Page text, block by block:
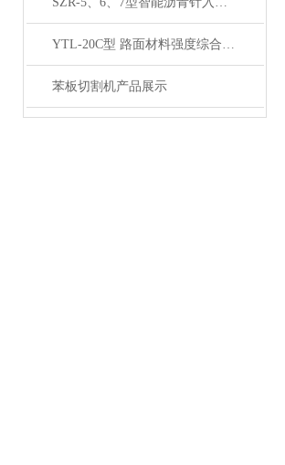
YTL-20C型 路面材料强度综合试验仪产品展示
苯板切割机产品展示